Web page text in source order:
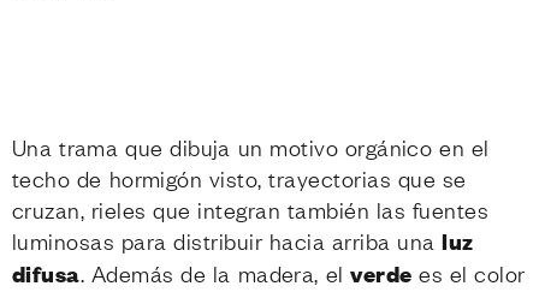
Una trama que dibuja un motivo orgánico en el
techo de hormigón visto, trayectorias que se
cruzan, rieles que integran también las fuentes
luminosas para distribuir hacia arriba unaluz
difusa. Además de la madera, elverde es el color